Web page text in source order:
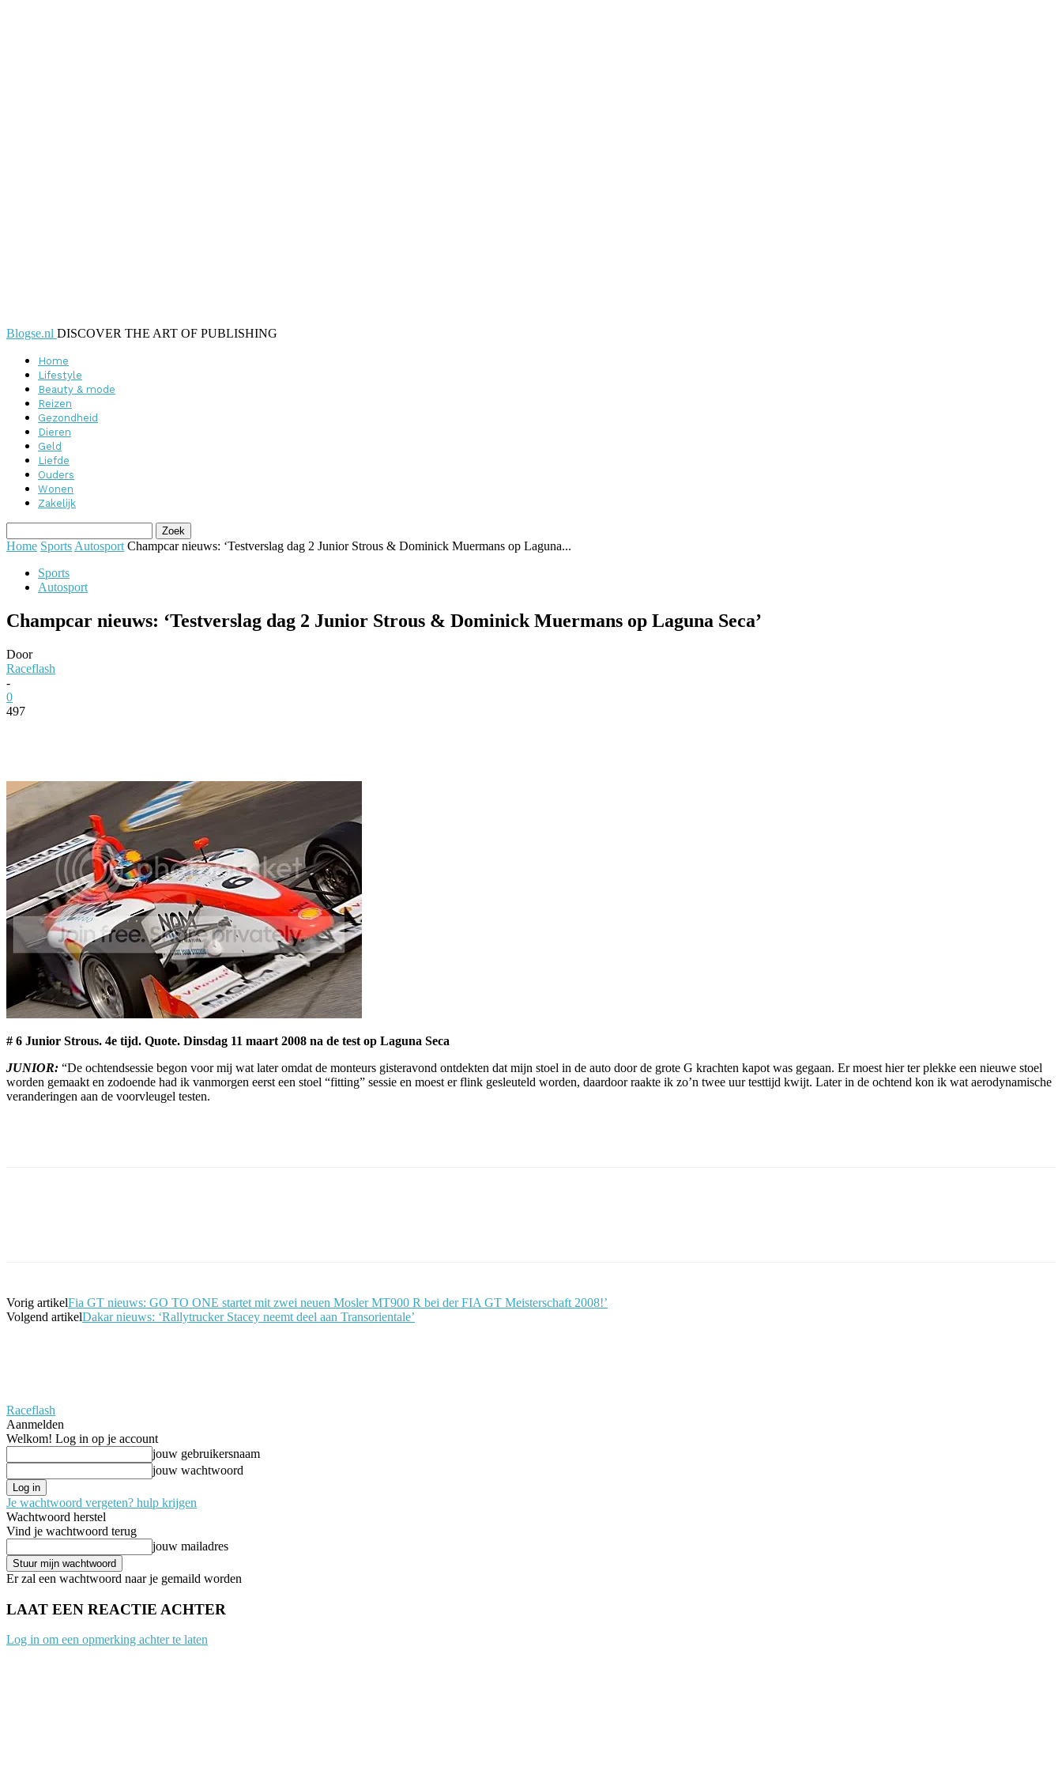
Blogse.nl DISCOVER THE ART OF PUBLISHING
Home
Lifestyle
Beauty & mode
Reizen
Gezondheid
Dieren
Geld
Liefde
Ouders
Wonen
Zakelijk
Home Sports Autosport Champcar nieuws: ‘Testverslag dag 2 Junior Strous & Dominick Muermans op Laguna...
Sports
Autosport
Champcar nieuws: ‘Testverslag dag 2 Junior Strous & Dominick Muermans op Laguna Seca’
Door
Raceflash
-
0
497
# 6 Junior Strous. 4e tijd. Quote. Dinsdag 11 maart 2008 na de test op Laguna Seca
JUNIOR: “De ochtendsessie begon voor mij wat later omdat de monteurs gisteravond ontdekten dat mijn stoel in de auto door de grote G krachten kapot was gegaan. Er moest hier ter plekke een nieuwe stoel
worden gemaakt en zodoende had ik vanmorgen eerst een stoel “fitting” sessie en moest er flink gesleuteld worden, daardoor raakte ik zo’n twee uur testtijd kwijt. Later in de ochtend kon ik wat aerodynamische
veranderingen aan de voorvleugel testen.
Vorig artikelFia GT nieuws: GO TO ONE startet mit zwei neuen Mosler MT900 R bei der FIA GT Meisterschaft 2008!’
Volgend artikelDakar nieuws: ‘Rallytrucker Stacey neemt deel aan Transorientale’
Raceflash
Aanmelden
Welkom! Log in op je account
jouw gebruikersnaam
jouw wachtwoord
Je wachtwoord vergeten? hulp krijgen
Wachtwoord herstel
Vind je wachtwoord terug
jouw mailadres
Er zal een wachtwoord naar je gemaild worden
LAAT EEN REACTIE ACHTER
Log in om een opmerking achter te laten